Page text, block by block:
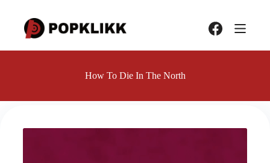
innholdet
How To Die In The North